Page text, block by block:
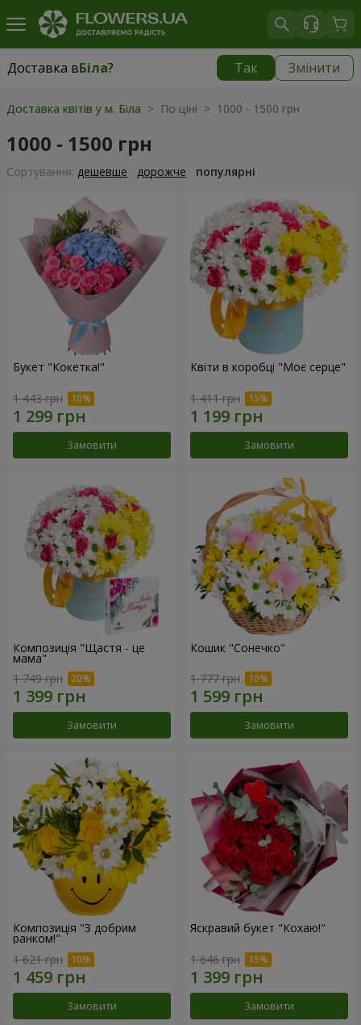
Доставка вБіла? Так Змінити
Доставка вБіла
Доставка квітів у м. Біла > По ціні > 1000 - 1500 грн
1000 - 1500 грн
Сортування: дешевше дорожче популярні
Букет "Кокетка!"
1 443 грн
Замовити
Квіти в коробці "Моє серце"
1 411 грн
Замовити
Композиція "Щастя - це
мама"
1 749 грн
Замовити
Кошик "Сонечко"
1 777 грн
Замовити
Композиція "З добрим
ранком!"
1 621 грн
Замовити
Яскравий букет "Кохаю!"
1 646 грн
Замовити